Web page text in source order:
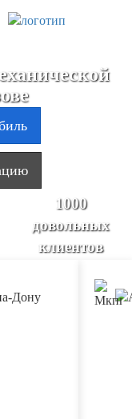
1000
довольных
клиентов